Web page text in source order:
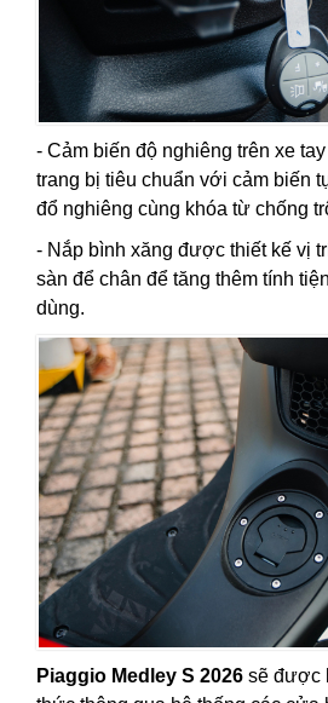
- Cảm biến độ nghiêng trên xe
trang bị tiêu chuẩn với cảm biến
đổ nghiêng cùng khóa từ chống
- Nắp bình xăng được thiết kế vị
sàn để chân để tăng thêm tính
dùng.
Piaggio Medley S 2026 sẽ được